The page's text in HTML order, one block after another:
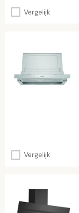
Vergelijk
Vergelijk